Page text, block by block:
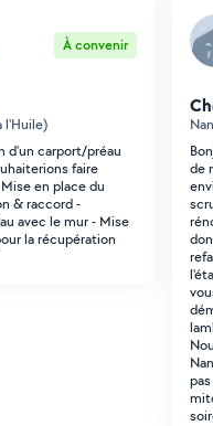
À convenir
l'Huile)
d'un carport/préau
faire
en place du
& raccord -
avec le mur - Mise
la récupération
de